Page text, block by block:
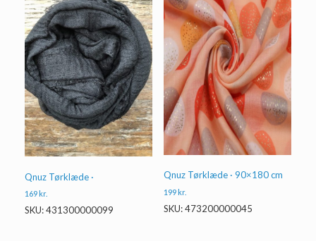
Qnuz Tørklæde ·
169kr.
SKU: 431300000099
Qnuz Tørklæde · 90×180 cm
199kr.
SKU: 473200000045